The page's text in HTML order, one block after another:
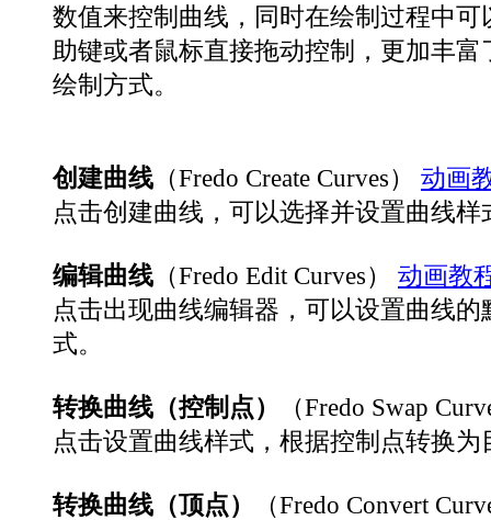
数值来控制曲线，同时在绘制过程中可
助键或者鼠标直接拖动控制，更加丰富
绘制方式。
创建曲线 （Fredo Create Curves）
动画
点击创建曲线，可以选择并设置曲线样
编辑曲线 （Fredo Edit Curves）
动画教
点击出现曲线编辑器，可以设置曲线的
式。
转换曲线（控制点）
（Fredo Swap
点击设置曲线样式，根据控制点转换为
转换曲线（顶点）
（Fredo Convert